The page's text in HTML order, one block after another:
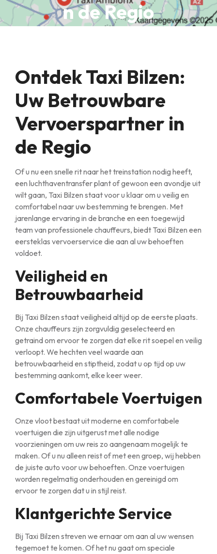
n de Regio
Ontdek Taxi Bilzen:
Uw Betrouwbare
Vervoerspartner in
de Regio
Of u nu een snelle rit naar het treinstation nodig heeft,
een luchthaventransfer plant of gewoon een avondje uit
wilt gaan, Taxi Bilzen staat voor u klaar om u veilig en
comfortabel naar uw bestemming te brengen. Met
jarenlange ervaring in de branche en een toegewijd
team van professionele chauffeurs, biedt Taxi Bilzen een
eersteklas vervoerservice die aan al uw behoeften
voldoet.
Veiligheid en
Betrouwbaarheid
Bij Taxi Bilzen staat veiligheid altijd op de eerste plaats.
Onze chauffeurs zijn zorgvuldig geselecteerd en
getraind om ervoor te zorgen dat elke rit soepel en veilig
verloopt. We hechten veel waarde aan
betrouwbaarheid en stiptheid, zodat u op tijd op uw
bestemming aankomt, elke keer weer.
Comfortabele Voertuigen
Onze vloot bestaat uit moderne en comfortabele
voertuigen die zijn uitgerust met alle nodige
voorzieningen om uw reis zo aangenaam mogelijk te
maken. Of u nu alleen reist of met een groep, wij hebben
de juiste auto voor uw behoeften. Onze voertuigen
worden regelmatig onderhouden en gereinigd om
ervoor te zorgen dat u in stijl reist.
Klantgerichte Service
Bij Taxi Bilzen streven we ernaar om aan al uw wensen
tegemoet te komen. Of het nu gaat om speciale